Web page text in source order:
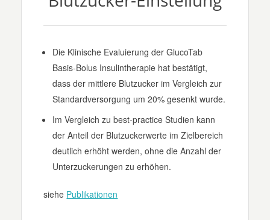
Die Klinische Evaluierung der GlucoTab
Basis-Bolus Insulintherapie hat bestätigt,
dass der mittlere Blutzucker im Vergleich zur
Standardversorgung um 20% gesenkt wurde.
Im Vergleich zu best-practice Studien kann
der Anteil der Blutzuckerwerte im Zielbereich
deutlich erhöht werden, ohne die Anzahl der
Unterzuckerungen zu erhöhen.
siehe Publikationen